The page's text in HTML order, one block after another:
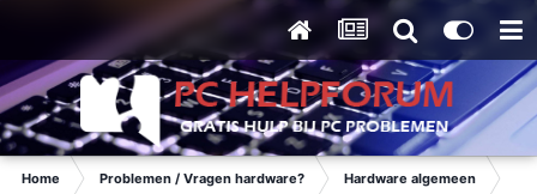
Home Problemen / Vragen hardware? Hardware algemeen